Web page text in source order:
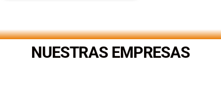
NUESTRAS EMPRESAS